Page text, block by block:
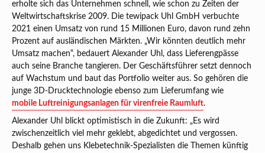
erholte sich das Unternehmen schnell, wie schon zu Zeiten der
Weltwirtschaftskrise 2009. Die tewipack Uhl GmbH verbuchte
2021 einen Umsatz von rund 15 Millionen Euro, davon rund zehn
Prozent auf ausländischen Märkten. „Wir könnten deutlich mehr
Umsatz machen“, bedauert Alexander Uhl, dass Lieferengpässe
auch seine Branche tangieren. Der Geschäftsführer setzt dennoch
auf Wachstum und baut das Portfolio weiter aus. So gehören die
junge 3D-Drucktechnologie ebenso zum Lieferumfang wie
mobile Luftreinigungsanlagen für virenfreie Raumluft.
Alexander Uhl blickt optimistisch in die Zukunft: „Es wird
zwischenzeitlich viel mehr geklebt, abgedichtet und vergossen.
Deshalb gehen uns Klebetechnik-Spezialisten die Themen künftig